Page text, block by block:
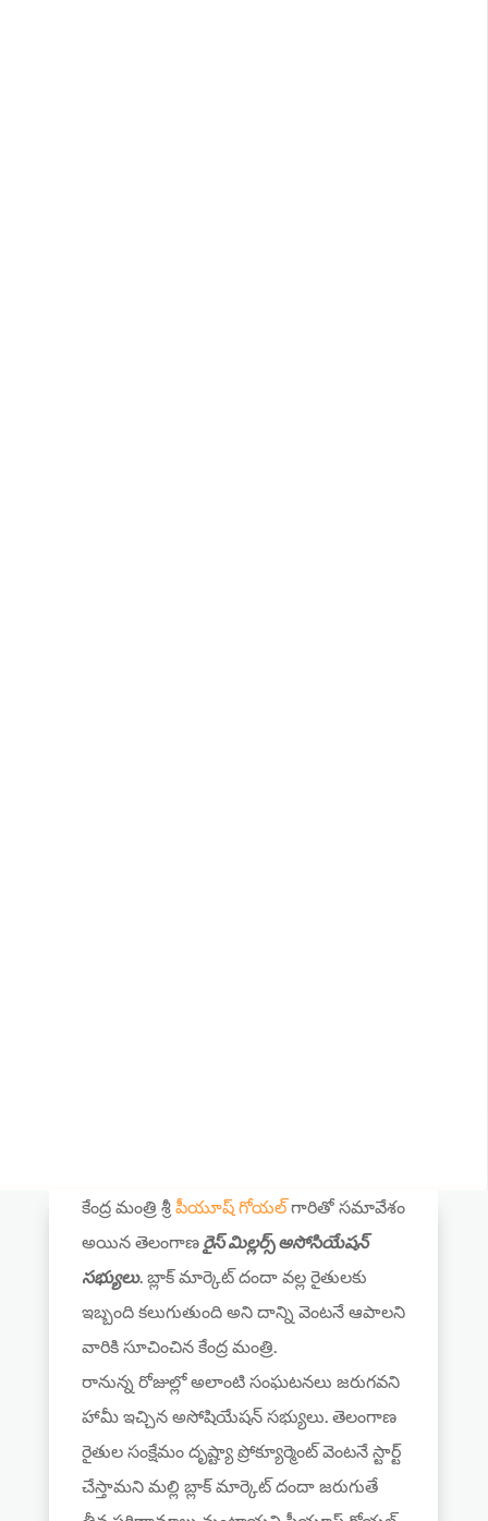
కేంద్ర మంత్రి శ్రీ పీయూష్ గోయల్గారితో సమావేశం
అయిన తెలంగాణరైస్ మిల్లర్స్ అసోసియేషన్
సభ్యులు. బ్లాక్ మార్కెట్ దందా వల్ల రైతులకు
ఇబ్బంది కలుగుతుంది అని దాన్ని వెంటనే ఆపాలని
వారికి సూచించిన కేంద్ర మంత్రి.
రానున్న రోజుల్లో అలాంటి సంఘటనలు జరుగవని
హామీ ఇచ్చిన అసోషియేషన్ సభ్యులు. తెలంగాణ
రైతుల సంక్షేమం దృష్ట్యా ప్రోక్యూర్మెంట్ వెంటనే స్టార్ట్
చేస్తామని మల్లి బ్లాక్ మార్కెట్ దందా జరుగుతే